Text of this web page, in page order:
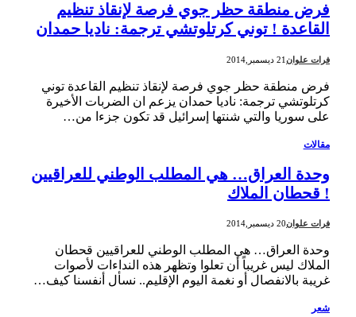
فرض منطقة حظر جوي فرصة لإنقاذ تنظيم
القاعدة ! توني كرتلوتشي ترجمة: ناديا حمدان
فرات علوان21 ديسمبر,2014
فرض منطقة حظر جوي فرصة لإنقاذ تنظيم القاعدة توني
كرتلوتشي ترجمة: ناديا حمدان يزعم ان الضربات الأخيرة
على سوريا والتي شنتها إسرائيل قد تكون جزءا من…
مقالات
وحدة العراق… هي المطلب الوطني للعراقيين
! قحطان الملاك
فرات علوان 20 ديسمبر,2014
وحدة العراق… هي المطلب الوطني للعراقيين قحطان
الملاك ليس غريباً أن تعلوا وتظهر هذه النداءات لأصوات
غريبة بالانفصال أو نغمة اليوم الإقليم.. نسأل أنفسنا كيف…
شعر